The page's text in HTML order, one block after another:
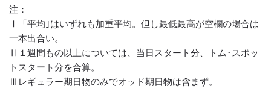
注：
Ⅰ「平均｣はいずれも加重平均。但し最低最高が空欄の場合は
一本出合い。
Ⅱ１週間もの以上については、当日スタート分、トム･スポッ
トスタート分を合算。
Ⅲレギュラー期日物のみでオッド期日物は含まず。